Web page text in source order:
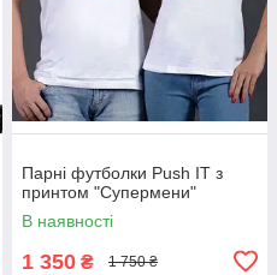
Парні футболки Push IT з
принтом "Супермени"
В наявності
1 350 ₴ 1 750 ₴